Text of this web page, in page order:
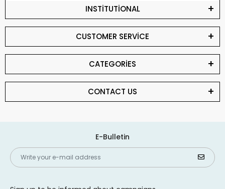
INSTİTUTİONAL
CUSTOMER SERVİCE
CATEGORİES
CONTACT US
E-Bulletin